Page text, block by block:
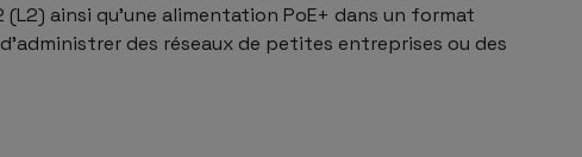
ainsi qu’une alimentation PoE+ dans un format
des réseaux de petites entreprises ou des